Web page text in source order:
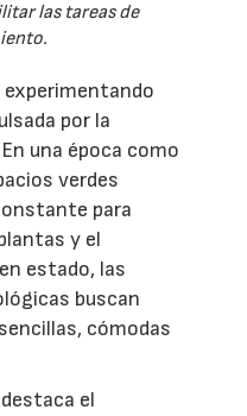
las tareas de
experimentando
por la
una época como
verdes
para
y el
estado, las
buscan
cómodas
destaca el